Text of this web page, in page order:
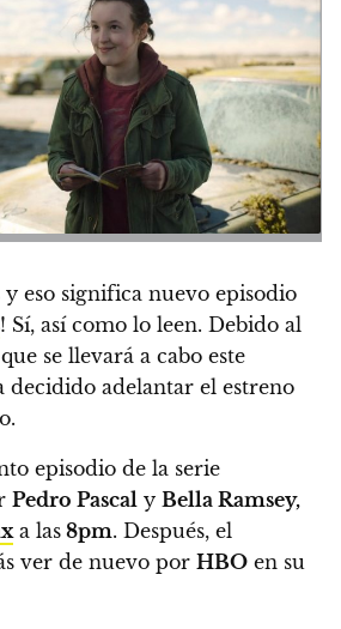
y eso significa nuevo episodio
! Sí, así como lo leen. Debido al
se llevará a cabo este
decidido adelantar el estreno
episodio de la serie
Pedro Pascal y Bella Ramsey,
a las 8pm. Después, el
ver de nuevo por HBO en su